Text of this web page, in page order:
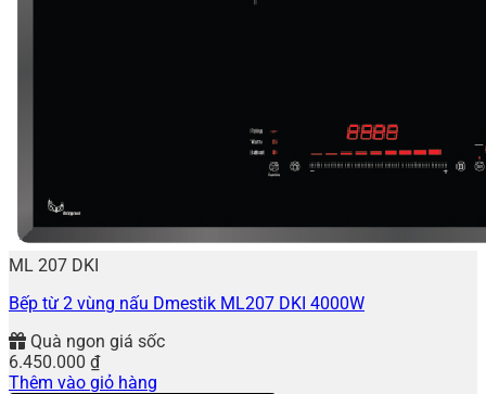
ML 207 DKI
Bếp từ 2 vùng nấu Dmestik ML207 DKI 4000W
Quà ngon giá sốc
6.450.000 ₫
Thêm vào giỏ hàng